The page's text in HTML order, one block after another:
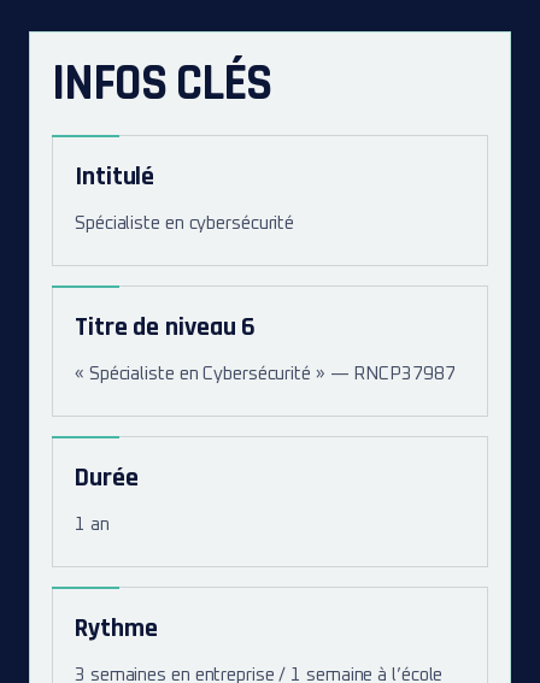
INFOS CLÉS
Intitulé
Spécialiste en cybersécurité
Titre de niveau 6
« Spécialiste en Cybersécurité » — RNCP37987
Durée
1 an
Rythme
3 semaines en entreprise / 1 semaine à l’école